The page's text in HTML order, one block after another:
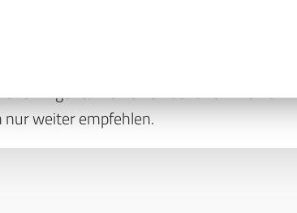
einer Eigentumswohnung wurde ich
Immobilienmaklerin, Frau Klaus, hatte
die komplexe Materie beim Kauf
Eigentümer einer schönen
weiter empfehlen.